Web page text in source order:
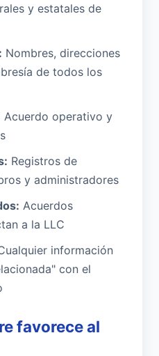
y estatales de
Nombres, direcciones
de todos los
Acuerdo operativo y
Registros de
y administradores
Acuerdos
a la LLC
información
con el
favorece al